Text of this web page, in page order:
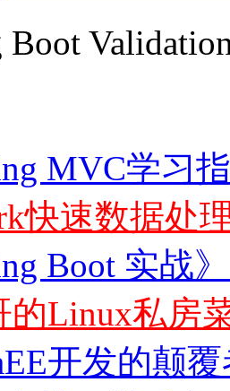
Boot
MVC学习
快速数据处
Boot 实战
的Linux私房
开发的颠